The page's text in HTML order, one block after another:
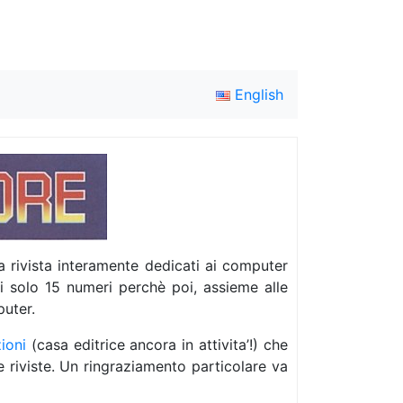
English
rivista interamente dedicati ai computer
15 numeri perchè poi, assieme alle
(casa editrice ancora in attivita’!) che
riviste. Un ringraziamento particolare va